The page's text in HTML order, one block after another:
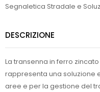
Segnaletica Stradale e
DESCRIZIONE
La transenna in ferro
rappresenta una soluzione
aree e per la gestione del